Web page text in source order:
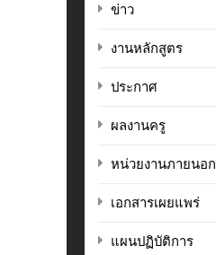
ข่าว
งานหลักสูตร
ประกาศ
ผลงานครู
หน่วยงานภายนอก
เอกสารเผยแพร่
แผนปฏิบัติการ